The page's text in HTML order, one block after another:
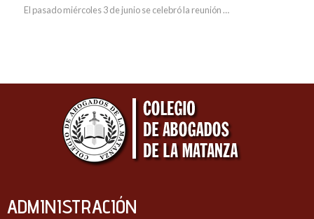
El pasado miércoles 3 de junio se celebró la reunión …
ADMINISTRACIÓN